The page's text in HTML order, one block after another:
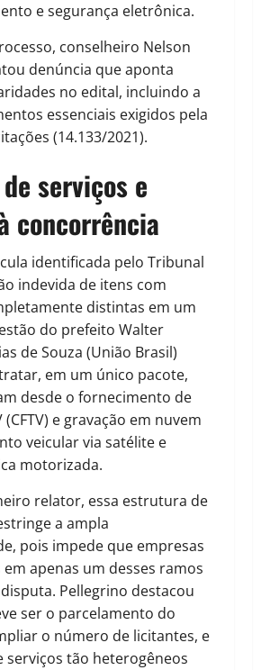
e segurança eletrônica.
conselheiro Nelson
denúncia que aponta
no edital, incluindo a
essenciais exigidos pela
(14.133/2021).
de serviços e
concorrência
identificada pelo Tribunal
indevida de itens com
distintas em um
do prefeito Walter
de Souza (União Brasil)
em um único pacote,
desde o fornecimento de
(CFTV) e gravação em nuvem
veicular via satélite e
motorizada.
relator, essa estrutura de
a ampla
pois impede que empresas
em apenas um desses ramos
Pellegrino destacou
ser o parcelamento do
o número de licitantes, e
serviços tão heterogêneos